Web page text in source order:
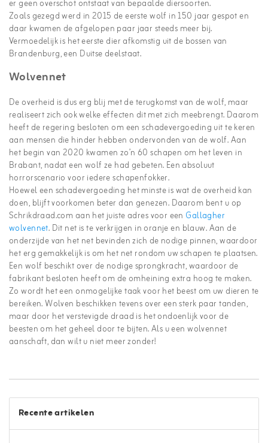
er geen overschot ontstaat van bepaalde diersoorten.
Zoals gezegd werd in 2015 de eerste wolf in 150 jaar gespot en
daar kwamen de afgelopen paar jaar steeds meer bij.
Vermoedelijk is het eerste dier afkomstig uit de bossen van
Brandenburg, een Duitse deelstaat.
Wolvennet
De overheid is dus erg blij met de terugkomst van de wolf, maar
realiseert zich ook welke effecten dit met zich meebrengt. Daarom
heeft de regering besloten om een schadevergoeding uit te keren
aan mensen die hinder hebben ondervonden van de wolf. Aan
het begin van 2020 kwamen zo’n 60 schapen om het leven in
Brabant, nadat een wolf ze had gebeten. Een absoluut
horrorscenario voor iedere schapenfokker.
Hoewel een schadevergoeding het minste is wat de overheid kan
doen, blijft voorkomen beter dan genezen. Daarom bent u op
Schrikdraad.com aan het juiste adres voor een Gallagher
wolvennet. Dit net is te verkrijgen in oranje en blauw. Aan de
onderzijde van het net bevinden zich de nodige pinnen, waardoor
het erg gemakkelijk is om het net rondom uw schapen te plaatsen.
Een wolf beschikt over de nodige sprongkracht, waardoor de
fabrikant besloten heeft om de omheining extra hoog te maken.
Zo wordt het een onmogelijke taak voor het beest om uw dieren te
bereiken. Wolven beschikken tevens over een sterk paar tanden,
maar door het verstevigde draad is het ondoenlijk voor de
beesten om het geheel door te bijten. Als u een wolvennet
aanschaft, dan wilt u niet meer zonder!
Recente artikelen